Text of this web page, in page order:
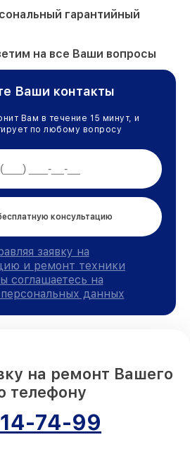
гарантийный
на все Ваши вопросы
Ваши контакты
Вам в течение 15 минут, и
по любому вопросу
консультацию
заявку на
и ремонт техники
соглашаетесь на
данных
на ремонт Вашего
телефону
74-99